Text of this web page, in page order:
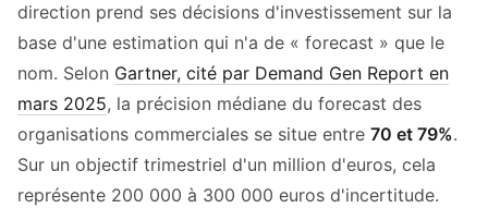
direction prend ses décisions d'investissement sur la
base d'une estimation qui n'a de « forecast » que le
nom. Selon Gartner, cité par Demand Gen Report en
mars 2025, la précision médiane du forecast des
organisations commerciales se situe entre 70 et 79%.
Sur un objectif trimestriel d'un million d'euros, cela
représente 200 000 à 300 000 euros d'incertitude.